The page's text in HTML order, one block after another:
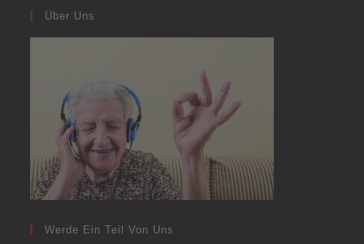
Über Uns
Werde Ein Teil Von Uns